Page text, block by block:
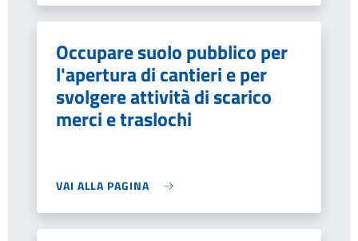
Occupare suolo pubblico per
l'apertura di cantieri e per
svolgere attività di scarico
merci e traslochi
VAI ALLA PAGINA